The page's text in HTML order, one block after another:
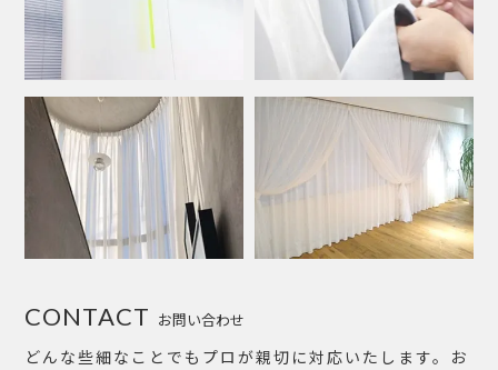
お問い合わせ
CONTACT
どんな些細なことでもプロが親切に対応いたします。お